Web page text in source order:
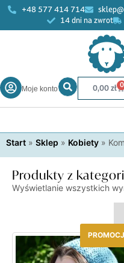
+48 577 414 714
14 dni na zwrot
Moje konto 0,00zł 0
Komplety
Start » Sklep » Kobiety »
Produkty z
Wyświetlanie wszystkich